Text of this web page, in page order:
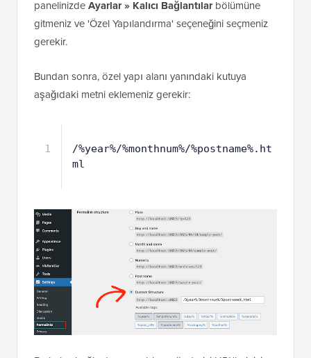
panelinizdeAyarlar » Kalıcı Bağlantılarbölümüne
gitmeniz ve 'Özel Yapılandırma' seçeneğini seçmeniz
gerekir.
Bundan sonra, özel yapı alanı yanındaki kutuya
aşağıdaki metni eklemeniz gerekir:
1
/%year%/%monthnum%/%postname%.ht
ml